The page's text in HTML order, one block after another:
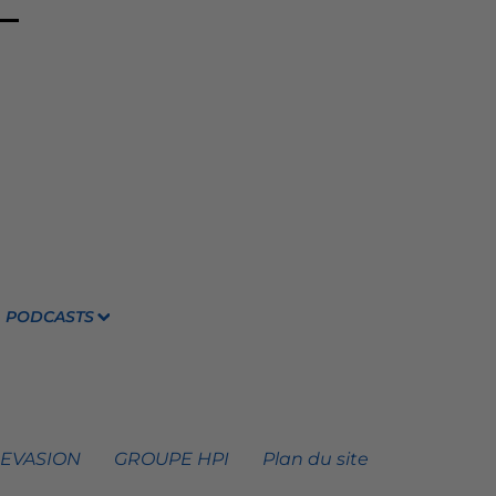
PODCASTS
GROUPE HPI Plan du site